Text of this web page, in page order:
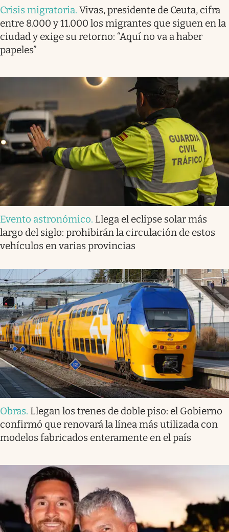
Crisis migratoria. Vivas, presidente de Ceuta, cifra
entre 8.000 y 11.000 los migrantes que siguen en la
ciudad y exige su retorno: “Aquí no va a haber
papeles”
Evento astronómico. Llega el eclipse solar más
largo del siglo: prohibirán la circulación de estos
vehículos en varias provincias
Obras. Llegan los trenes de doble piso: el Gobierno
confirmó que renovará la línea más utilizada con
modelos fabricados enteramente en el país